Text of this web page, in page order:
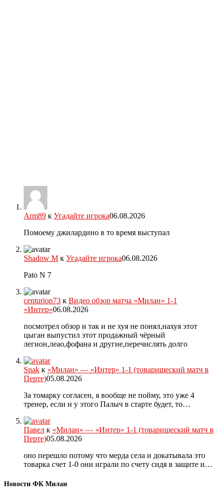
Arm89 к Угадайте игрока06.08.2026
Помоему джилардино в то время выступал
Shadow M к Угадайте игрока06.08.2026
Pato N 7
centurion73 к Видео обзор матча «Милан» 1-1
«Интер»06.08.2026
посмотрел обзор и так и не хуя не понял,нахуя этот
цыган выпустил этот продажный чёрный
легион,леао,фофана и другие,перечислять долго
Snak к «Милан» — «Интер» 1-1 (товарищеский матч в
Перте)05.08.2026
За томарку согласен, я вообще не пойму, это уже 4
тренер, если и у этого Палыч в старте будет, то…
Павел к «Милан» — «Интер» 1-1 (товарищеский матч в
Перте)05.08.2026
оно перешло потому что мерда села и докатывала это
товарка счет 1-0 они играли по счету сидя в защите и…
Новости ФК Милан